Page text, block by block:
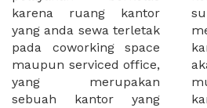
karena ruang kantor
yang anda sewa terletak
pada coworking space
maupun serviced office,
yang merupakan
sebuah kantor yang
survey atau
mengunjungi calon
kantor Anda, semuanya
akan dibuat lebih
mudah untuk sewa
kantor terbaik Anda,